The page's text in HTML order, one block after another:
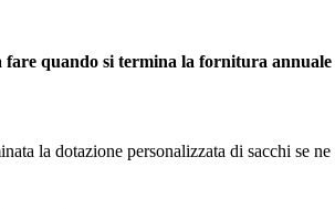
fare quando si termina la fornitura annuale
la dotazione personalizzata di sacchi se